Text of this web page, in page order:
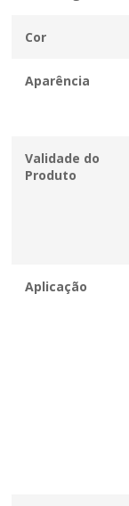
Cor
Aparência
Validade do
Produto
Aplicação